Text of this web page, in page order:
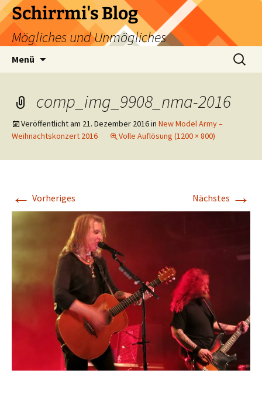
Zum
Inhalt
springen
Schirrmi's Blog
Mögliches und Unmögliches
Menü
Suchen
nach:
comp_img_9908_nma-2016
Veröffentlicht am 21. Dezember 2016in New Model Army –
Weihnachtskonzert 2016
Volle Auflösung (1200 × 800)
← Vorheriges Nächstes →